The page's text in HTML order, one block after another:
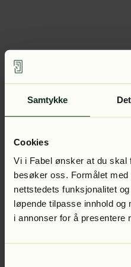
Samtykke
Cookies
Vi i Fabel ønsker at du skal
besøker oss. Formålet
nettstedets funksjonalitet
løpende tilpasse innhold og
i annonser for å presentere